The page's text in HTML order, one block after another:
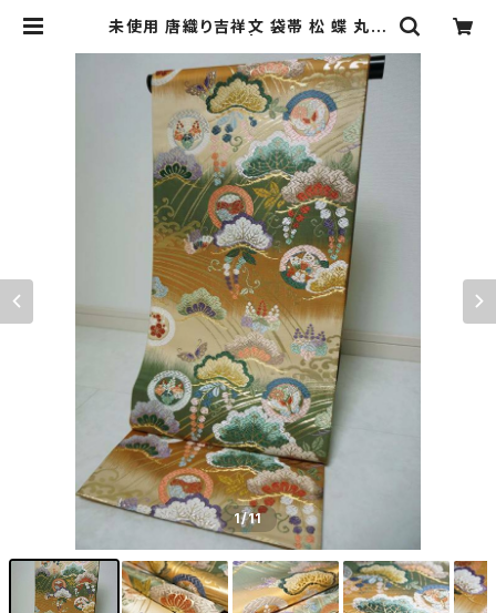
未使用 唐織り吉祥文 袋帯 松 蝶 丸文
[online store] キモノリワ 着物 帯
1/11